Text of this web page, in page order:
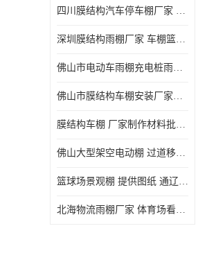
四川膜结构汽车停车棚厂家 款式多 提供报价
深圳膜结构雨棚厂家 车棚篮球场体育看台 规格多样
佛山市电动车雨棚充电桩雨棚小区电动车棚
佛山市膜结构车棚安装厂家发货安装
膜结构车棚 厂家制作材料批发安装一体式工厂
佛山大型架空电动棚 过道移动雨蓬 屋轨道悬空棚免费测量
篮球场景观棚 提供图纸 通辽膜结构厂家
北海物流雨棚厂家 体育场看台雨棚 价格优惠